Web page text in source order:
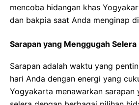
mencoba hidangan khas
dan bakpia saat Anda menginap
Sarapan yang Menggugah Selera
Sarapan adalah waktu yang
hari Anda dengan energi yang
Yogyakarta menawarkan sarapan